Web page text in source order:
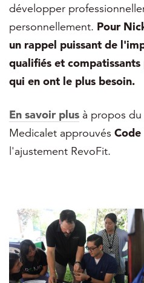
développer
personnellement. Pour
un rappel puissant de
qualifiés et
qui en ont le plus besoin.
En savoir plus à propos
Medicalet approuvés Code
l'ajustement RevoFit.